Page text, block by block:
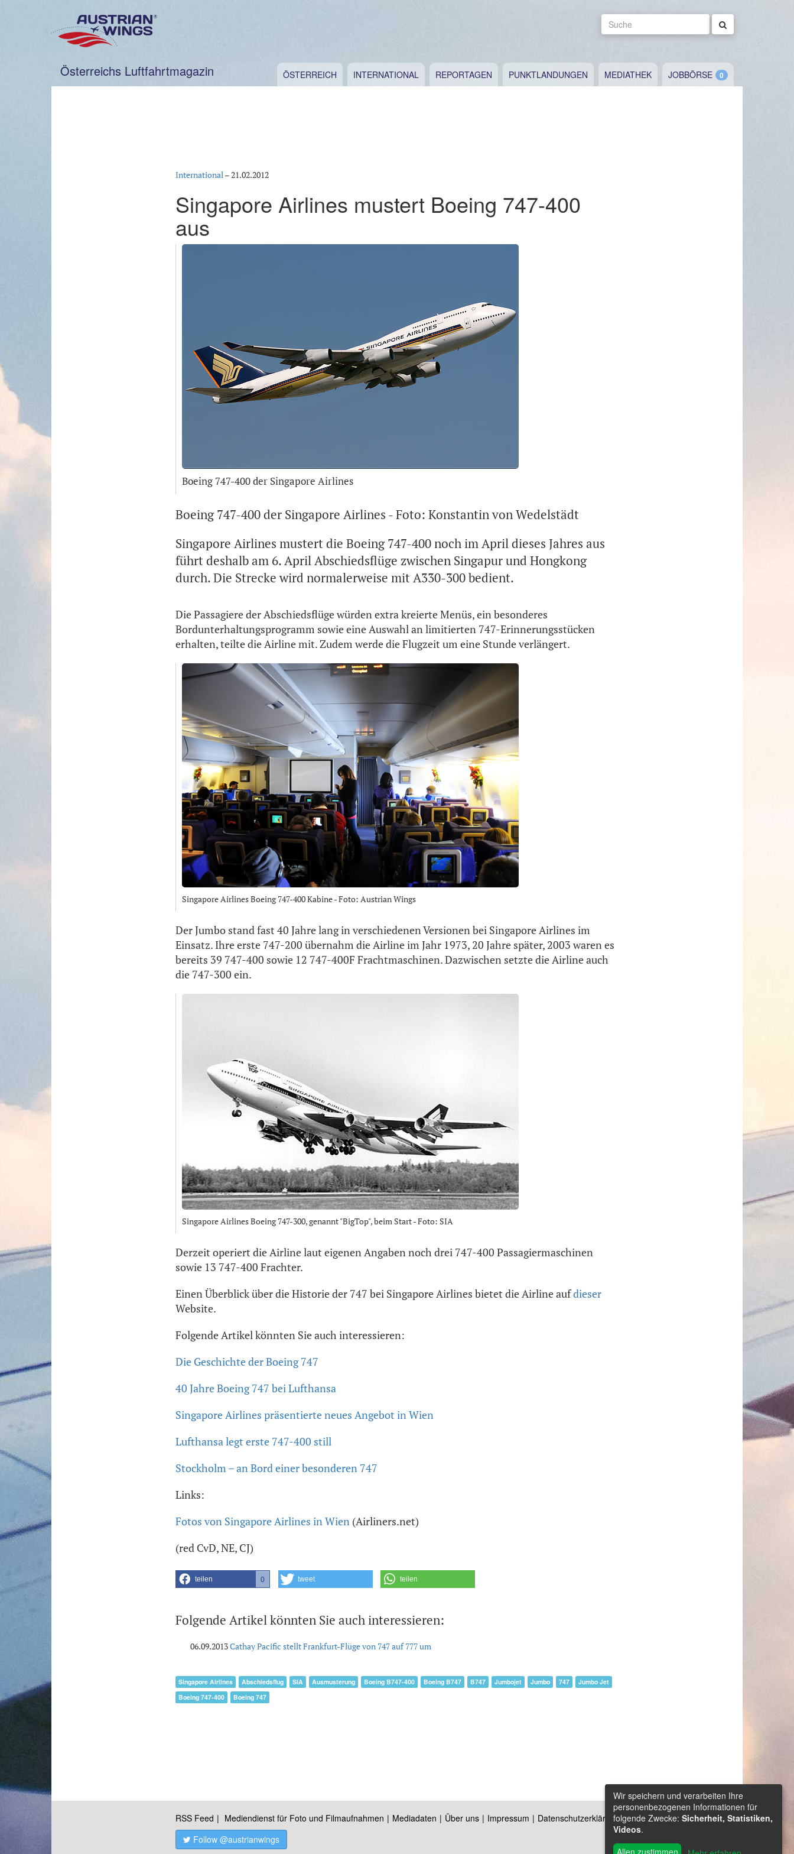
Suche
Österreichs Luftfahrtmagazin ÖSTERREICH INTERNATIONAL REPORTAGEN PUNKTLANDUNGEN MEDIATHEK JOBBÖRSE
International–21.02.2012
Singapore Airlines mustert Boeing 747-400
aus
Boeing 747-400 der Singapore Airlines
Boeing 747-400 der Singapore Airlines - Foto: Konstantin von Wedelstädt
Singapore Airlines mustert die Boeing 747-400 noch im April dieses Jahres aus
führt deshalb am 6. April Abschiedsflüge zwischen Singapur und Hongkong
durch. Die Strecke wird normalerweise mit A330-300 bedient.
Die Passagiere der Abschiedsflüge würden extra kreierte Menüs, ein besonderes
Bordunterhaltungsprogramm sowie eine Auswahl an limitierten 747-Erinnerungsstücken
erhalten, teilte die Airline mit. Zudem werde die Flugzeit um eine Stunde verlängert.
Singapore Airlines Boeing 747-400 Kabine - Foto: Austrian Wings
Der Jumbo stand fast 40 Jahre lang in verschiedenen Versionen bei Singapore Airlines im
Einsatz. Ihre erste 747-200 übernahm die Airline im Jahr 1973, 20 Jahre später, 2003 waren es
bereits 39 747-400 sowie 12 747-400F Frachtmaschinen. Dazwischen setzte die Airline auch
die 747-300 ein.
Singapore Airlines Boeing 747-300, genannt "BigTop", beim Start - Foto: SIA
Derzeit operiert die Airline laut eigenen Angaben noch drei 747-400 Passagiermaschinen
sowie 13 747-400 Frachter.
Einen Überblick über die Historie der 747 bei Singapore Airlines bietet die Airline aufdieser
Website.
Folgende Artikel könnten Sie auch interessieren:
Die Geschichte der Boeing 747
40 Jahre Boeing 747 bei Lufthansa
Singapore Airlines präsentierte neues Angebot in Wien
Lufthansa legt erste 747-400 still
Stockholm – an Bord einer besonderen 747
Links:
Fotos von Singapore Airlines in Wien (Airliners.net)
(red CvD, NE, CJ)
teilen 0 tweet teilen
Folgende Artikel könnten Sie auch interessieren:
06.09.2013Cathay Pacific stellt Frankfurt-Flüge von 747 auf 777 um
Singapore Airlines Abschiedsflug SIA Ausmusterung Boeing B747-400 Boeing B747 B747 Jumbojet Jumbo 747
Jumbo Jet
Boeing 747-400
Boeing 747
RSS Feed Mediendienst für Foto und Filmaufnahmen Mediadaten Über uns Impressum Datenschutzerklärung
Kontakt
Follow @austrianwings
Wir speichern und verarbeiten Ihre
personenbezogenen Informationen für
folgende Zwecke: Sicherheit, Statistiken,
Videos.